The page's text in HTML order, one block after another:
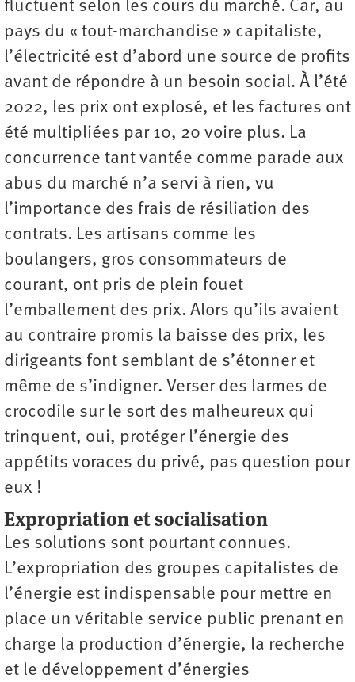
fluctuent selon les cours du marché. Car, au
pays du « tout-marchandise » capitaliste,
l’électricité est d’abord une source de profits
avant de répondre à un besoin social. À l’été
2022, les prix ont explosé, et les factures ont
été multipliées par 10, 20 voire plus. La
concurrence tant vantée comme parade aux
abus du marché n’a servi à rien, vu
l’importance des frais de résiliation des
contrats. Les artisans comme les
boulangers, gros consommateurs de
courant, ont pris de plein fouet
l’emballement des prix. Alors qu’ils avaient
au contraire promis la baisse des prix, les
dirigeants font semblant de s’étonner et
même de s’indigner. Verser des larmes de
crocodile sur le sort des malheureux qui
trinquent, oui, protéger l’énergie des
appétits voraces du privé, pas question pour
eux !
Expropriation et socialisation
Les solutions sont pourtant connues.
L’expropriation des groupes capitalistes de
l’énergie est indispensable pour mettre en
place un véritable service public prenant en
charge la production d’énergie, la recherche
et le développement d’énergies